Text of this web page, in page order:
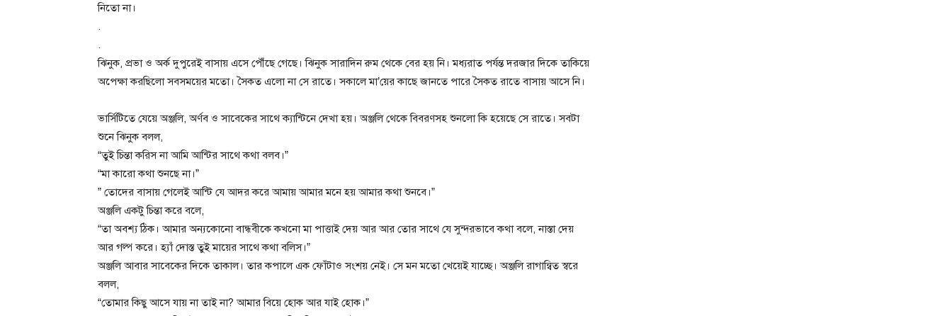
নিতো না।
.
.
ঝিনুক, প্রভা ও অর্ক দুপুরেই বাসায় এসে পৌঁছে গেছে। ঝিনুক সারাদিন রুম থেকে বের হয় নি। মধ্যরাত পর্যন্ত দরজার দিকে তাকিয়ে
অপেক্ষা করছিলো সবসময়ের মতো। সৈকত এলো না সে রাতে। সকালে মা’য়ের কাছে জানতে পারে সৈকত রাতে বাসায় আসে নি।
ভার্সিটিতে যেয়ে অঞ্জলি, অর্ণব ও সাবেকের সাথে ক্যান্টিনে দেখা হয়। অঞ্জলি থেকে বিবরণসহ শুনলো কি হয়েছে সে রাতে। সবটা
শুনে ঝিনুক বলল,
“তুই চিন্তা করিস না আমি আন্টির সাথে কথা বলব।”
“মা কারো কথা শুনছে না।”
” তোদের বাসায় গেলেই আন্টি যে আদর করে আমায় আমার মনে হয় আমার কথা শুনবে।”
অঞ্জলি একটু চিন্তা করে বলে,
“তা অবশ্য ঠিক। আমার অন্যকোনো বান্ধবীকে কখনো মা পাত্তাই দেয় আর আর তোর সাথে যে সুন্দরভাবে কথা বলে, নাস্তা দেয়
আর গল্প করে। হ্যাঁ দোস্ত তুই মায়ের সাথে কথা বলিস।”
অঞ্জলি আবার সাবেকের দিকে তাকাল। তার কপালে এক ফোঁটাও সংশয় নেই। সে মন মতো খেয়েই যাচ্ছে। অঞ্জলি রাগান্বিত স্বরে
বলল,
“তোমার কিছু আসে যায় না তাই না? আমার বিয়ে হোক আর যাই হোক।”